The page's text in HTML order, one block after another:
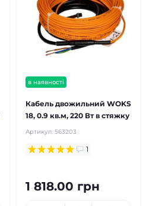
в наявності
Кабель двожильний WOKS
18, 0.9 кв.м, 220 Вт в стяжку
Артикул: 563203
1
1 818.00 грн